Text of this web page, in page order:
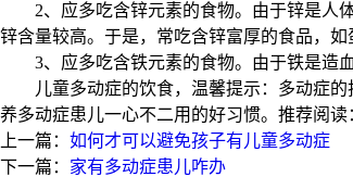
2、应多吃含锌元素的食物。由于锌是人体
锌含量较高。于是，常吃含锌富厚的食品，
3、应多吃含铁元素的食物。由于铁是造血
儿童多动症的饮食，温馨提示：多动症的
养多动症患儿一心不二用的好习惯。推荐阅
上一篇： 如何才可以避免孩子有儿童多动症
下一篇： 家有多动症患儿咋办